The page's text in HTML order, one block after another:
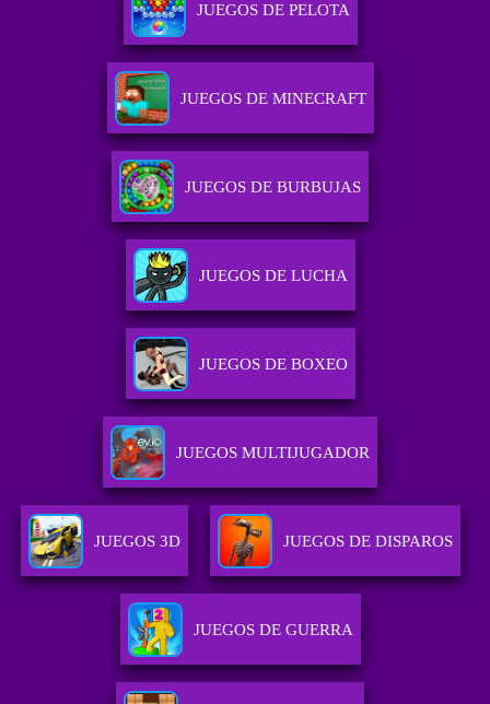
JUEGOS DE PELOTA
JUEGOS DE MINECRAFT
JUEGOS DE BURBUJAS
JUEGOS DE LUCHA
JUEGOS DE BOXEO
JUEGOS MULTIJUGADOR
JUEGOS 3D JUEGOS DE DISPAROS
JUEGOS DE GUERRA